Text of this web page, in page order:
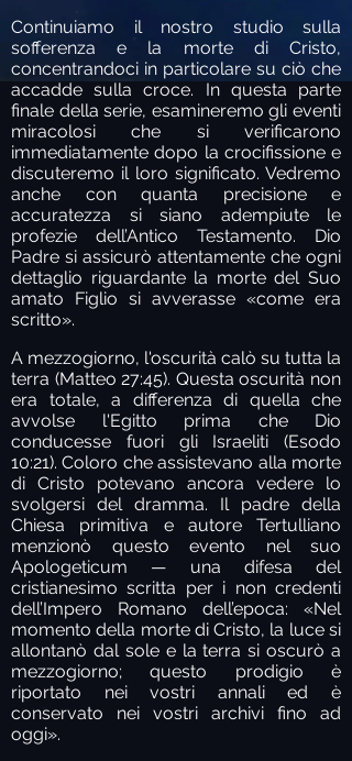
Continuiamo il nostro studio sulla
sofferenza e la morte di Cristo,
concentrandoci in particolare su ciò che
accadde sulla croce. In questa parte
finale della serie, esamineremo gli eventi
miracolosi che si verificarono
immediatamente dopo la crocifissione e
discuteremo il loro significato. Vedremo
anche con quanta precisione e
accuratezza si siano adempiute le
profezie dell’Antico Testamento. Dio
Padre si assicurò attentamente che ogni
dettaglio riguardante la morte del Suo
amato Figlio si avverasse «come era
scritto».
A mezzogiorno, l'oscurità calò su tutta la
terra (Matteo 27:45). Questa oscurità non
era totale, a differenza di quella che
avvolse l'Egitto prima che Dio
conducesse fuori gli Israeliti (Esodo
10:21). Coloro che assistevano alla morte
di Cristo potevano ancora vedere lo
svolgersi del dramma. Il padre della
Chiesa primitiva e autore Tertulliano
menzionò questo evento nel suo
Apologeticum — una difesa del
cristianesimo scritta per i non credenti
dell’Impero Romano dell’epoca: «Nel
momento della morte di Cristo, la luce si
allontanò dal sole e la terra si oscurò a
mezzogiorno; questo prodigio è
riportato nei vostri annali ed è
conservato nei vostri archivi fino ad
oggi».